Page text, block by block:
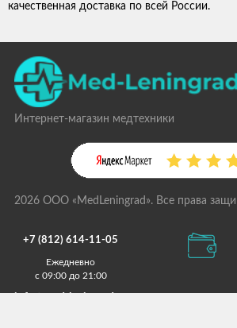
качественная доставка по всей России.
Интернет-магазин медтехники
2026 ООО «MedLeningrad». Все права
+7 (812) 614-11-05
Ежедневно
с 09:00 до 21:00